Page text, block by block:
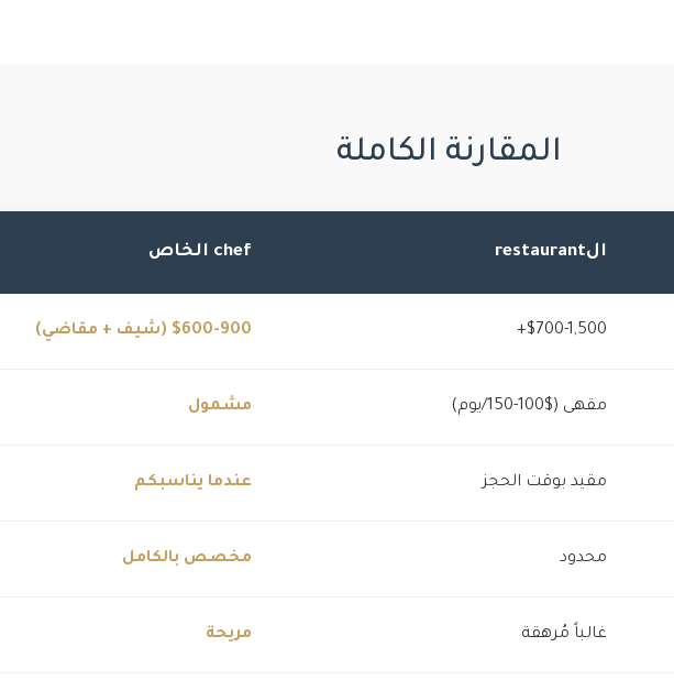
المقارنة الكاملة
الrestaurant chef الخاص
$700-1,500+ $600-900 (شيف + مقاضي)
مقهى ($100-150/يوم) مشمول
مقيد بوقت الحجز عندما يناسبكم
محدود مخصص بالكامل
غالباً مُرهقة مريحة